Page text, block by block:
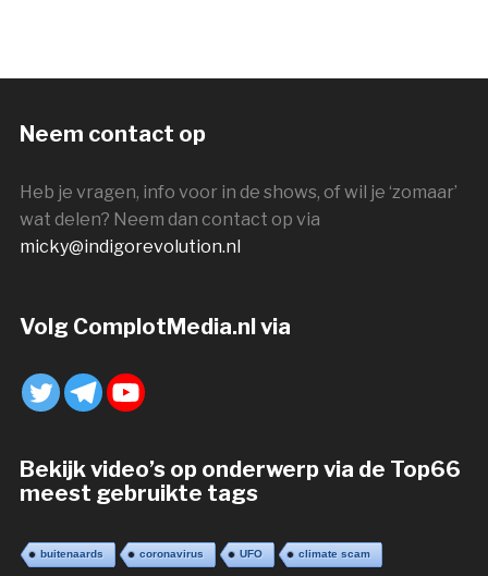
Neem contact op
Heb je vragen, info voor in de shows, of wil je ‘zomaar’
wat delen? Neem dan contact op via
micky@indigorevolution.nl
Volg ComplotMedia.nl via
Bekijk video’s op onderwerp via de Top66
meest gebruikte tags
buitenaards coronavirus UFO climate scam